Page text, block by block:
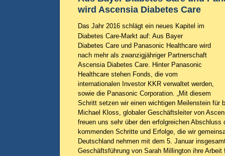
wird Ascensia Diabetes Care
Das Jahr 2016 schlägt ein neues Kapitel im
Diabetes Care-Markt auf: Aus Bayer
Diabetes Care und Panasonic Healthcare wird
nach mehr als zwanzigjähriger Partnerschaft
Ascensia Diabetes Care. Hinter Panasonic
Healthcare stehen Fonds, die vom
internationalen Investor KKR verwaltet werden,
sowie die Panasonic Corporation. „Mit diesem
Schritt setzen wir einen wichtigen Meilenstein für
Michael Kloss, globaler Geschäftsleiter von
freuen uns sehr über den erfolgreichen Abschluss
kommenden Schritte und Erfolge, die wir
Deutschland nehmen mit dem 5. Januar
Geschäftsführung von Sarah Millington ihre Arbeit